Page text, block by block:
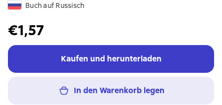
Buch auf Russisch
€1,57
Kaufen und herunterladen
In den Warenkorb legen